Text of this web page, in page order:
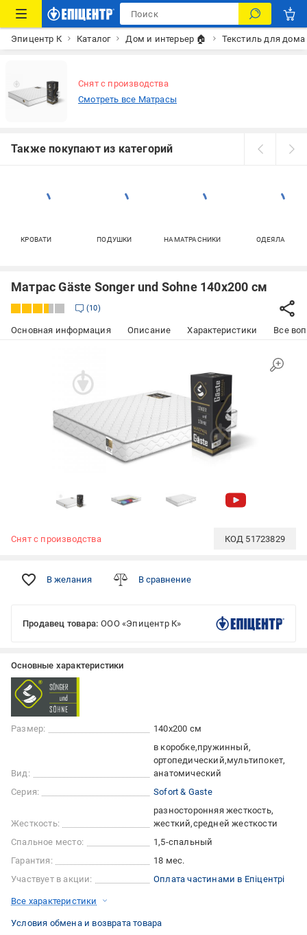
Эпицентр К Каталог Дом и интерьер 🏠 Текстиль для дома
Снят с производства
Смотреть все Матрасы
Также покупают из категорий
КРОВАТИ ПОДУШКИ НАМАТРАСНИКИ ОДЕЯЛА
Матрас Gäste Songer und Sohne 140x200 см
10
Основная информация Описание Характеристики Все
Снят с производства КОД 51723829
В желания В сравнение
Продавец товара: ООО «Эпицентр К»
Основные характеристики
Размер: 140x200 см
Вид:
в коробке пружинный
ортопедический мультипокет
анатомический
Серия:
Sofort & Gaste
Жесткость:
разносторонняя жесткость
жесткий средней жесткости
Спальное место:
1,5-спальный
Гарантия:
18 мес.
Участвует в акции:
Оплата частинами в Епіцентрі
Все характеристики
Условия обмена и возврата товара